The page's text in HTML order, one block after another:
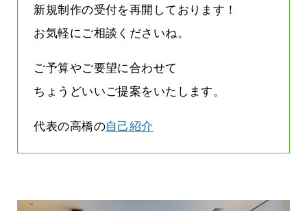
新規制作の受付を再開しております！
お気軽にご相談くださいね。
ご予算やご要望に合わせて
ちょうどいいご提案をいたします。
代表の高橋の自己紹介